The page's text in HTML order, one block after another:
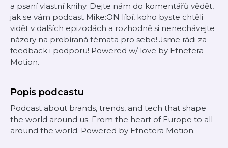
a psaní vlastní knihy. Dejte nám do komentářů vědět,
jak se vám podcast Mike:ON líbí, koho byste chtěli
vidět v dalších epizodách a rozhodně si nenechávejte
názory na probíraná témata pro sebe! Jsme rádi za
feedback i podporu! Powered w/ love by Etnetera
Motion.
Popis podcastu
Podcast about brands, trends, and tech that shape
the world around us. From the heart of Europe to all
around the world. Powered by Etnetera Motion.